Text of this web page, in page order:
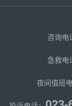
咨询电
急救电
夜间值班电